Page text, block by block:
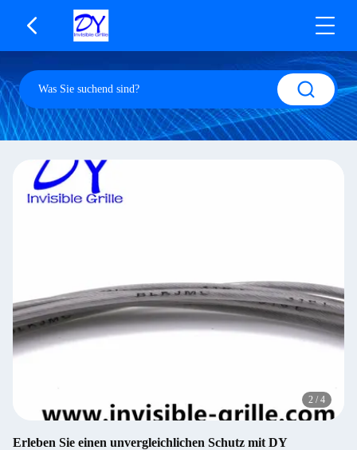
2 / 4
Erleben Sie einen unvergleichlichen Schutz mit DY